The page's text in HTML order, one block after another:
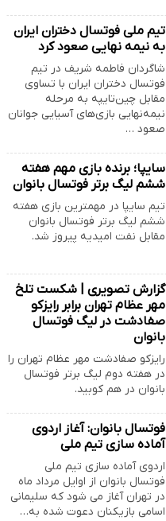
تیم ملی فوتسال دختران ایران
به نیمه نهایی صعود کرد
شاگردان فاطمه شریف در تیم
فوتسال دختران ایران با تساوی
مقابل چین‌تایپه به مرحله
نیمه‌نهایی بازی‌های آسیایی جوانان
صعود …
سایپا؛ برنده بازی مهم هفته
ششم لیگ برتر فوتسال بانوان
تیم سایپا در مهمترین بازی هفته
ششم لیگ برتر فوتسال بانوان
مقابل نفت امیدیه پیروز شد.
گزارش تصویری | شکست تلخ
مهر عظام تهران برابر رایزکو
صفادشت در لیگ فوتسال
بانوان
رایزکو صفادشت مهر عظام تهران را
در هفته دوم لیگ برتر فوتسال
بانوان در هم کوبید.
فوتسال بانوان: آغاز اردوی
آماده سازی تیم ملی
اردوی آماده سازی تیم ملی
فوتسال بانوان از اوایل مرداد ماه
در تهران آغاز می شود که سلیمانی
اسامی بازیکنان دعوت شده به…